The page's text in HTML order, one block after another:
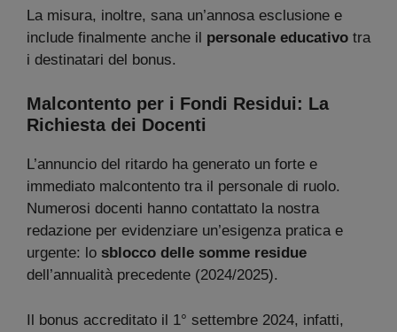
La misura, inoltre, sana un’annosa esclusione e
include finalmente anche il personale educativo tra
i destinatari del bonus.
Malcontento per i Fondi Residui: La
Richiesta dei Docenti
L’annuncio del ritardo ha generato un forte e
immediato malcontento tra il personale di ruolo.
Numerosi docenti hanno contattato la nostra
redazione per evidenziare un’esigenza pratica e
urgente: lo sblocco delle somme residue
dell’annualità precedente (2024/2025).
Il bonus accreditato il 1° settembre 2024, infatti,